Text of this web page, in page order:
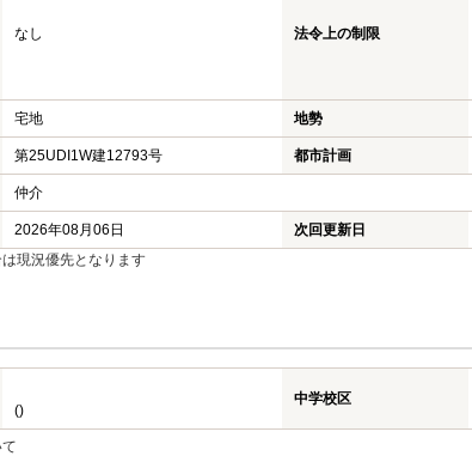
なし 法令上の制限
宅地 地勢
第25UDI1W建12793号 都市計画
仲介
2026年08月06日 次回更新日
現況優先となります
()
中学校区